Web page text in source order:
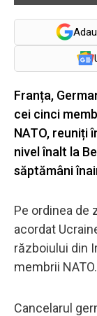
Franța,
cei cinci
NATO, reuniți
nivel înalt la
săptămâni
Pe ordinea de
acordat
războiului din
membrii NATO.
Cancelarul